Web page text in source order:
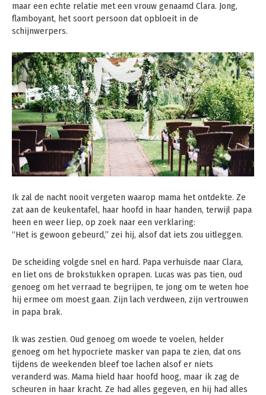
maar een echte relatie met een vrouw genaamd Clara. Jong,
flamboyant, het soort persoon dat opbloeit in de
schijnwerpers.
Ik zal de nacht nooit vergeten waarop mama het ontdekte. Ze
zat aan de keukentafel, haar hoofd in haar handen, terwijl papa
heen en weer liep, op zoek naar een verklaring:
“Het is gewoon gebeurd,” zei hij, alsof dat iets zou uitleggen.
De scheiding volgde snel en hard. Papa verhuisde naar Clara,
en liet ons de brokstukken oprapen. Lucas was pas tien, oud
genoeg om het verraad te begrijpen, te jong om te weten hoe
hij ermee om moest gaan. Zijn lach verdween, zijn vertrouwen
in papa brak.
Ik was zestien. Oud genoeg om woede te voelen, helder
genoeg om het hypocriete masker van papa te zien, dat ons
tijdens de weekenden bleef toe lachen alsof er niets
veranderd was. Mama hield haar hoofd hoog, maar ik zag de
scheuren in haar kracht. Ze had alles gegeven, en hij had alles